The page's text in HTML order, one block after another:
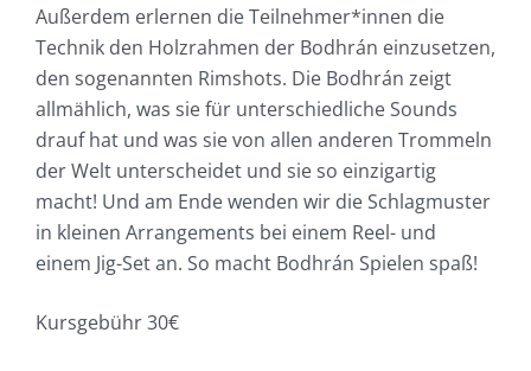
Außerdem erlernen die Teilnehmer*innen die
Technik den Holzrahmen der Bodhrán einzusetzen,
den sogenannten Rimshots. Die Bodhrán zeigt
allmählich, was sie für unterschiedliche Sounds
drauf hat und was sie von allen anderen Trommeln
der Welt unterscheidet und sie so einzigartig
macht! Und am Ende wenden wir die Schlagmuster
in kleinen Arrangements bei einem Reel- und
einem Jig-Set an. So macht Bodhrán Spielen spaß!
Kursgebühr 30€